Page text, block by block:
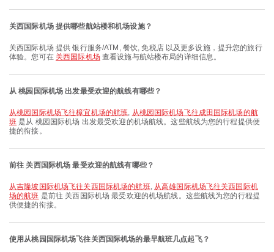
关西国际机场 提供哪些航站楼和机场设施？
关西国际机场 提供 银行服务/ATM, 餐饮, 免税店 以及更多设施，提升您的旅行
体验。您可在 关西国际机场查看设施与航站楼布局的详细信息。
从 桃园国际机场 出发最受欢迎的航线有哪些？
从桃园国际机场飞往樟宜机场的航班, 从桃园国际机场飞往成田国际机场的航
班 是从 桃园国际机场 出发最受欢迎的机场航线。这些航线为您的行程提供便
捷的衔接。
前往 关西国际机场 最受欢迎的航线有哪些？
从吉隆坡国际机场飞往关西国际机场的航班, 从高雄国际机场飞往关西国际机
场的航班 是前往 关西国际机场 最受欢迎的机场航线。这些航线为您的行程提
供便捷的衔接。
使用从桃园国际机场飞往关西国际机场的最早航班几点起飞？